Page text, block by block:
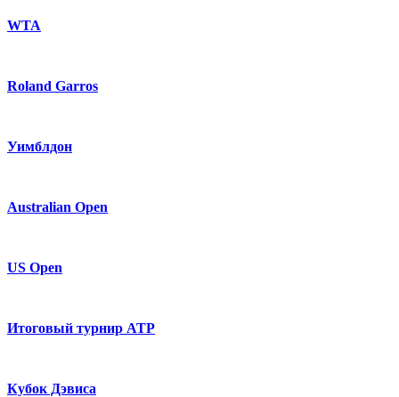
WTA
Roland Garros
Уимблдон
Australian Open
US Open
Итоговый турнир ATP
Кубок Дэвиса